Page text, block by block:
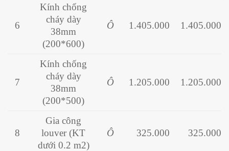
6
Kính chống
cháy dày
38mm
(200*600)
Ô 1.405.000 1.405.000
7
Kính chống
cháy dày
38mm
(200*500)
Ô 1.205.000 1.205.000
8
Gia công
louver (KT
dưới 0.2 m2)
Ô 325.000 325.000